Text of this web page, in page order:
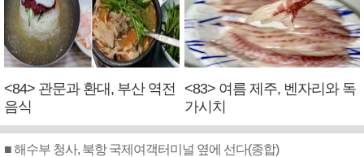
<84> 관문과 환대, 부산 역전
음식
<83> 여름 제주, 벤자리와 독
가시치
■ 해수부 청사, 북항 국제여객터미널 옆에 선다(종합)